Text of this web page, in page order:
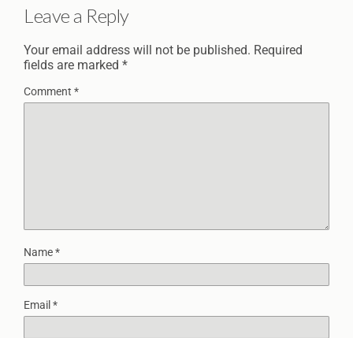
Leave a Reply
Your email address will not be published. Required
fields are marked *
Comment *
Name*
Email *